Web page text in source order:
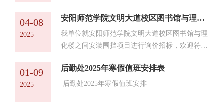
2025年6月4日至6月6日，将投标PDF版本文件发
送至邮箱：aysfxyhqc@126.com。2、响应文件接
收截止时间：2025年6月6日17:...
勤楼4楼会议室准时召开。现就本次招标的中标
结果公布如下：1、项目名称：安阳师范学院文
明大道校区图书馆与理化楼之间安装围挡项目
评标委员会综合各种因素，根据评审原则，本项
目成交候选人如下：中标候选人：河南景安市政
04-08
2025
安阳师范学院文明大道校区图书馆与理化楼之间安装围挡项目询价公告
我单位就安阳师范学院文明大道校区图书馆与理
化楼之间安装围挡项目进行询价招标，欢迎符合
下：一、采购项目名称：安阳师范学院文明大道
校区图书馆与理化楼之间安装围挡项目（编号：
01-09
2025
后勤处2025年寒假值班安排表
后勤处2025年寒假值班安排